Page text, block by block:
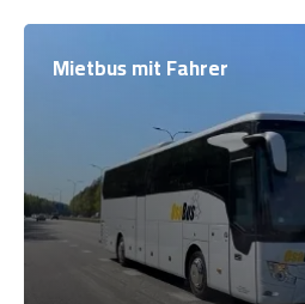
Mietbus mit Fahrer